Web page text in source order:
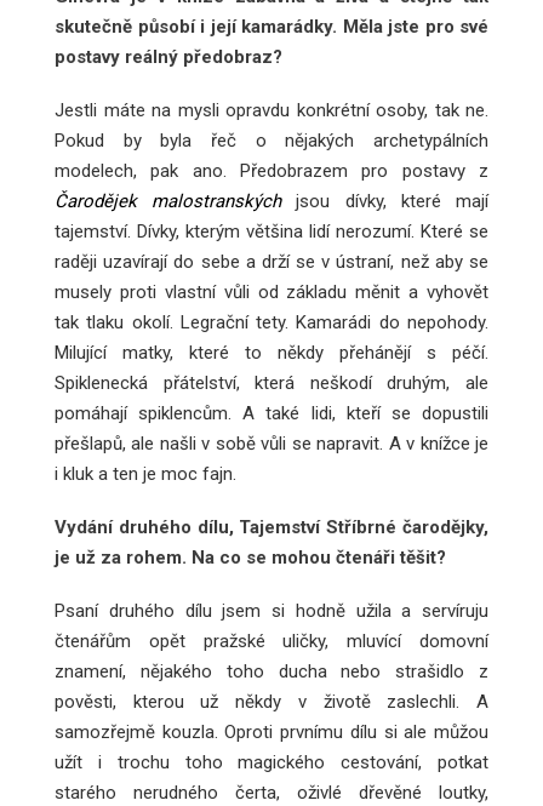
skutečně působí i její kamarádky. Měla jste pro své
postavy reálný předobraz?
Jestli máte na mysli opravdu konkrétní osoby, tak ne.
Pokud by byla řeč o nějakých archetypálních
modelech, pak ano. Předobrazem pro postavy z
Čarodějek malostranskýchjsou dívky, které mají
tajemství. Dívky, kterým většina lidí nerozumí. Které se
raději uzavírají do sebe a drží se v ústraní, než aby se
musely proti vlastní vůli od základu měnit a vyhovět
tak tlaku okolí. Legrační tety. Kamarádi do nepohody.
Milující matky, které to někdy přehánějí s péčí.
Spiklenecká přátelství, která neškodí druhým, ale
pomáhají spiklencům. A také lidi, kteří se dopustili
přešlapů, ale našli v sobě vůli se napravit. A v knížce je
i kluk a ten je moc fajn.
Vydání druhého dílu, Tajemství Stříbrné čarodějky,
je už za rohem. Na co se mohou čtenáři těšit?
Psaní druhého dílu jsem si hodně užila a servíruju
čtenářům opět pražské uličky, mluvící domovní
znamení, nějakého toho ducha nebo strašidlo z
pověsti, kterou už někdy v životě zaslechli. A
samozřejmě kouzla. Oproti prvnímu dílu si ale můžou
užít i trochu toho magického cestování, potkat
starého nerudného čerta, oživlé dřevěné loutky,